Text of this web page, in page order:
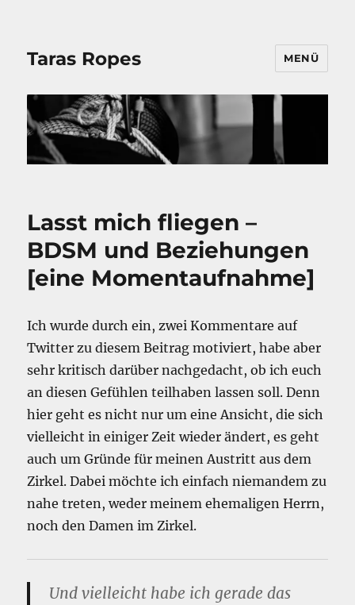
Taras Ropes MENÜ
Lasst mich fliegen –
BDSM und Beziehungen
[eine Momentaufnahme]
Ich wurde durch ein, zwei Kommentare auf
Twitter zu diesem Beitrag motiviert, habe aber
sehr kritisch darüber nachgedacht, ob ich euch
an diesen Gefühlen teilhaben lassen soll. Denn
hier geht es nicht nur um eine Ansicht, die sich
vielleicht in einiger Zeit wieder ändert, es geht
auch um Gründe für meinen Austritt aus dem
Zirkel. Dabei möchte ich einfach niemandem zu
nahe treten, weder meinem ehemaligen Herrn,
noch den Damen im Zirkel.
Und vielleicht habe ich gerade das